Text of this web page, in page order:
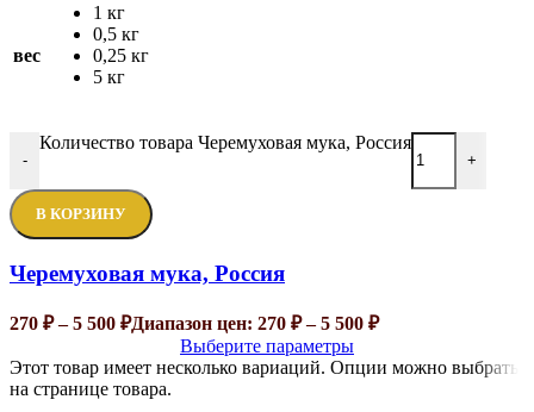
вес
1 кг
0,5 кг
0,25 кг
5 кг
-
Количество товара Черемуховая мука, Россия
+
В КОРЗИНУ
Черемуховая мука, Россия
270 ₽ – 5 500 ₽Диапазон цен: 270 ₽ – 5 500 ₽
Выберите параметры
Этот товар имеет несколько вариаций. Опции можно выбрать
на странице товара.